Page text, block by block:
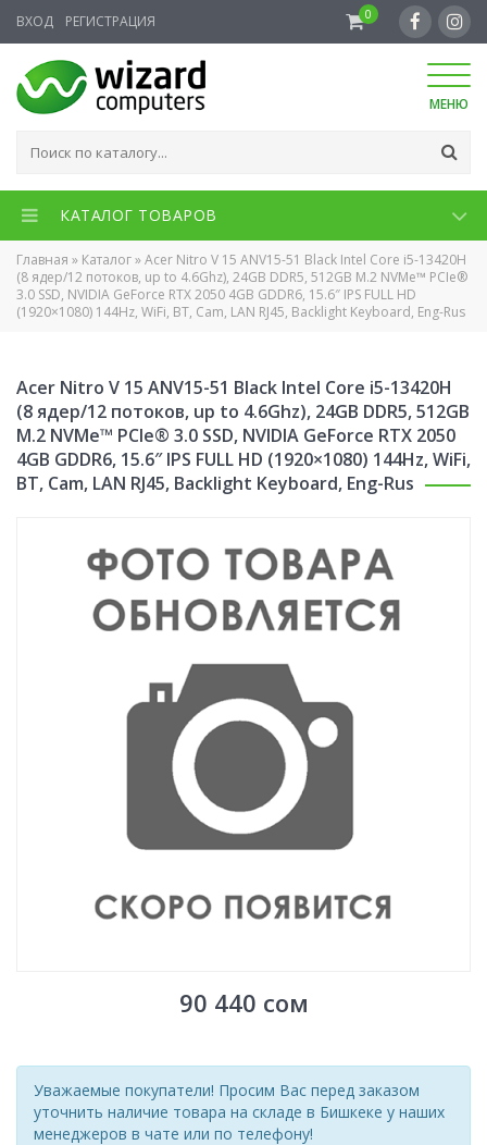
ВХОД РЕГИСТРАЦИЯ 0
МЕНЮ
КАТАЛОГ ТОВАРОВ
Главная » Каталог»Acer Nitro V 15 ANV15-51 Black Intel Core i5-13420H
(8 ядер/12 потоков, up to 4.6Ghz), 24GB DDR5, 512GB M.2 NVMe™ PCIe®
3.0 SSD, NVIDIA GeForce RTX 2050 4GB GDDR6, 15.6″ IPS FULL HD
(1920×1080) 144Hz, WiFi, BT, Cam, LAN RJ45, Backlight Keyboard, Eng-Rus
Acer Nitro V 15 ANV15-51 Black Intel Core i5-13420H
(8 ядер/12 потоков, up to 4.6Ghz), 24GB DDR5, 512GB
M.2 NVMe™ PCIe® 3.0 SSD, NVIDIA GeForce RTX 2050
4GB GDDR6, 15.6″ IPS FULL HD (1920×1080) 144Hz, WiFi,
BT, Cam, LAN RJ45, Backlight Keyboard, Eng-Rus
90 440 сом
Уважаемые покупатели! Просим Вас перед заказом
уточнить наличие товара на складе в Бишкеке у наших
менеджеров в чате или по телефону!